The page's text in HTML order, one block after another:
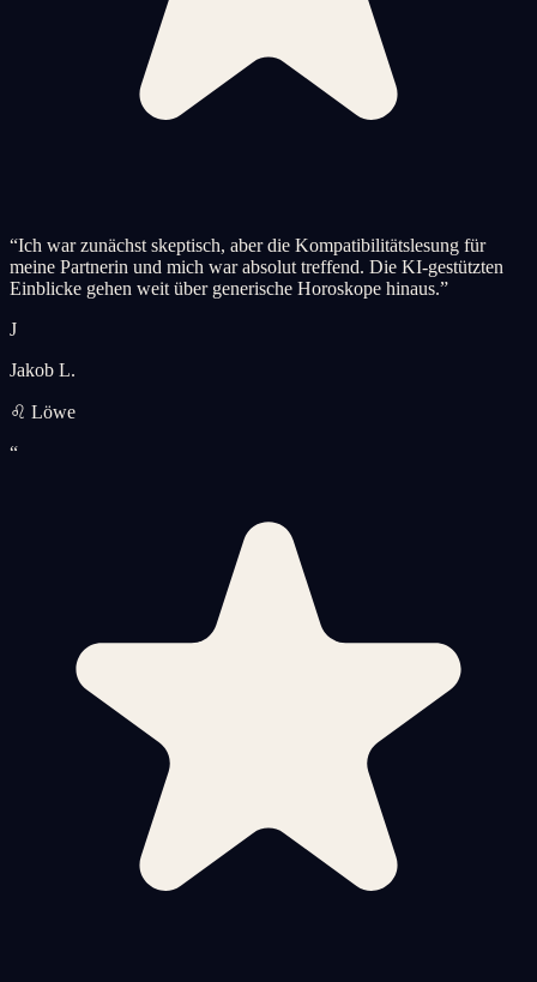
“Ich war zunächst skeptisch, aber die Kompatibilitätslesung für
meine Partnerin und mich war absolut treffend. Die KI-gestützten
Einblicke gehen weit über generische Horoskope hinaus.”
J
Jakob L.
♌ Löwe
“